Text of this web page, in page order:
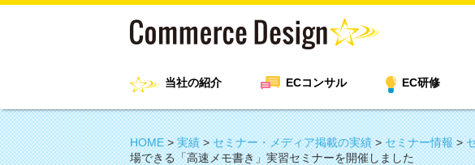
当社の紹介 ECコンサル EC研修
HOME>実績>セミナー・メディア掲載の実績>セミナー情報>
場できる「高速メモ書き」実習セミナーを開催しました